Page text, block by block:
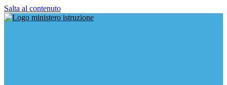
Salta al contenuto